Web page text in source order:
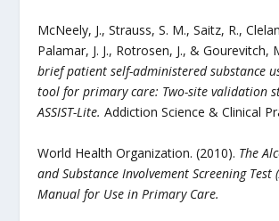
McNeely, J., Strauss, S. M., Saitz, R.,
Palamar, J. J., Rotrosen, J., & Gourevitch,
brief patient self-administered substance
tool for primary care: Two-site validation
ASSIST-Lite. Addiction Science & Clinical
World Health Organization. (2010). The
and Substance Involvement Screening Test
Manual for Use in Primary Care.